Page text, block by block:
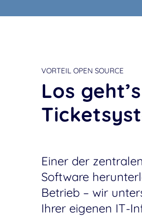
VORTEIL OPEN SOURCE
Los
Einer der
Software
Betrieb – wir
Ihrer eigenen IT-